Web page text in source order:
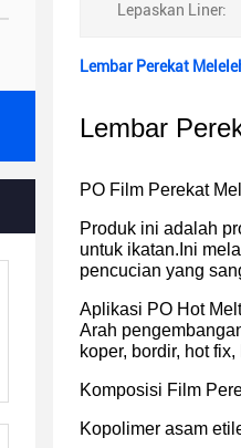
Lepaskan Liner:
Lembar Perekat
Lembar
PO Film Perekat
Produk ini adalah
untuk ikatan.Ini
pencucian yang
Aplikasi PO Hot
Arah
koper, bordir, hot
Komposisi Film
Kopolimer asam